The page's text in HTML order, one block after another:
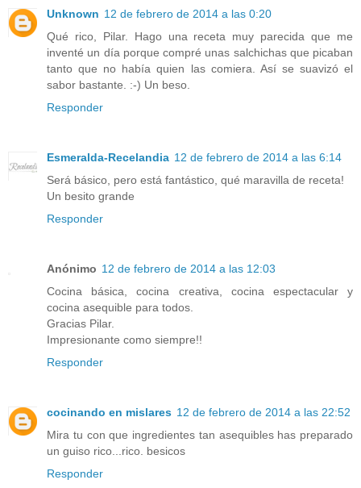
Unknown 12 de febrero de 2014 a las 0:20
Qué rico, Pilar. Hago una receta muy parecida que me
inventé un día porque compré unas salchichas que picaban
tanto que no había quien las comiera. Así se suavizó el
sabor bastante. :-) Un beso.
Responder
Esmeralda-Recelandia 12 de febrero de 2014 a las 6:14
Será básico, pero está fantástico, qué maravilla de receta!
Un besito grande
Responder
Anónimo 12 de febrero de 2014 a las 12:03
Cocina básica, cocina creativa, cocina espectacular y
cocina asequible para todos.
Gracias Pilar.
Impresionante como siempre!!
Responder
cocinando en mislares 12 de febrero de 2014 a las 22:52
Mira tu con que ingredientes tan asequibles has preparado
un guiso rico...rico. besicos
Responder